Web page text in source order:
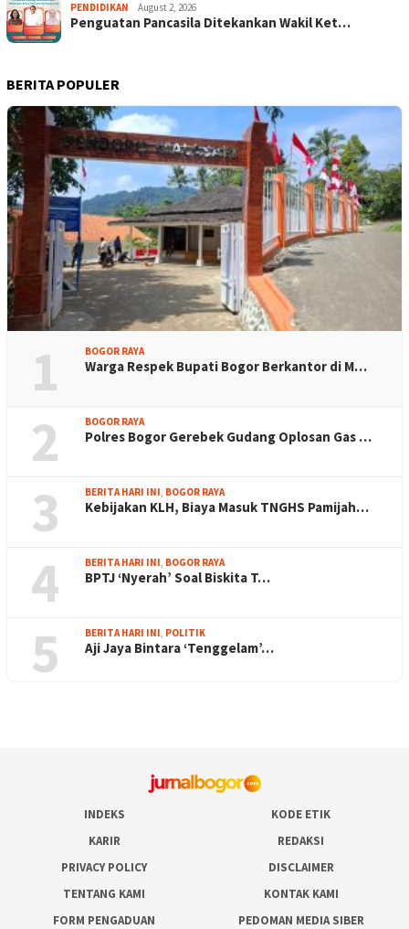
PENDIDIKAN August 2, 2026
Penguatan Pancasila Ditekankan Wakil Ket…
BERITA POPULER
1 BOGOR RAYA
Warga Respek Bupati Bogor Berkantor di M…
2 BOGOR RAYA
Polres Bogor Gerebek Gudang Oplosan Gas …
3 BERITA HARI INI, BOGOR RAYA
Kebijakan KLH, Biaya Masuk TNGHS Pamijah…
4 BERITA HARI INI, BOGOR RAYA
BPTJ ‘Nyerah’ Soal Biskita T…
5 BERITA HARI INI, POLITIK
Aji Jaya Bintara ‘Tenggelam’…
INDEKS
KODE ETIK
KARIR
REDAKSI
PRIVACY POLICY
DISCLAIMER
TENTANG KAMI
KONTAK KAMI
FORM PENGADUAN
PEDOMAN MEDIA SIBER